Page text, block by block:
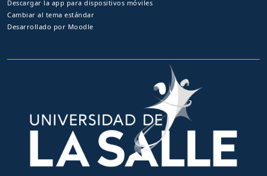
Descargar la app para dispositivos móviles
Cambiar al tema estándar
Desarrollado por Moodle